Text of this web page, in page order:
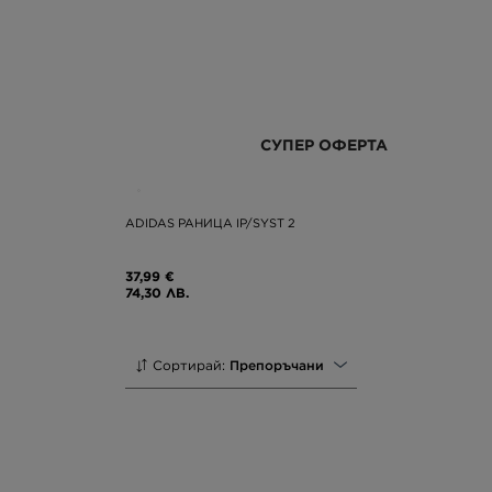
СУПЕР ОФЕРТА
ADIDAS РАНИЦА IP/SYST 2
37,99 €
74,30 ЛВ.
Сортирай: Препоръчани